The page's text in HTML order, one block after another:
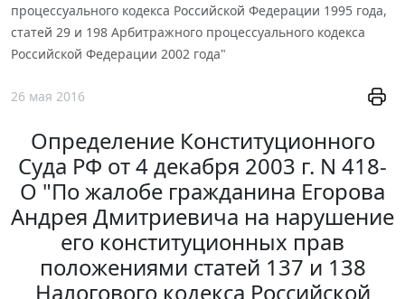
процессуального кодекса Российской Федерации 1995 года,
статей 29 и 198 Арбитражного процессуального кодекса
Российской Федерации 2002 года"
26 мая 2016
Определение Конституционного
Суда РФ от 4 декабря 2003 г. N 418-
О "По жалобе гражданина Егорова
Андрея Дмитриевича на нарушение
его конституционных прав
положениями статей 137 и 138
Налогового кодекса Российской